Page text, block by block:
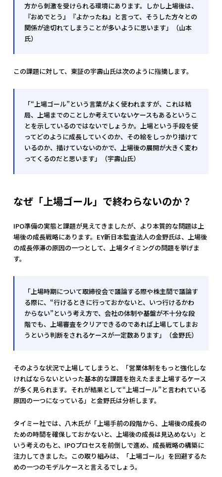
方から刺激を受けられる環境にあります。しかし上場後は、
『おめでとう』『よかったね』と言って、そうした方々との
関係が途切れてしまうことが多いように思います」（山本
氏）
この課題に対して、東証の宇壽山氏は次のように指摘します。
「“上場ゴール”という言葉がよく使われますが、これは結
局、上場までのことしか考えていないケースもあるというこ
とを示しているのではないでしょうか。上場という手段を使
ってどのように成長していくのか、その絵をしっかり描けて
いるのか、描けていないのかで、上場後の展開が大きく変わ
ってくるのだと思います」（宇壽山氏）
なぜ「上場ゴール」で終わらないのか？
IPO準備の実態と課題が見えてきましたが、より本質的な問題は上
場後の成長戦略にあります。EY新日本監査法人の金野氏は、上場後
の成長停滞の原因の一つとして、上場タイミングの問題を挙げま
す。
「上場時期について取締役会で議論する際や株主間で議論す
る際に、“行けるときに行っておかないと、いつ行けるかわ
からない”という考え方で、会社の体制や基盤が不十分な段
階でも、上場審査をクリアできるのであれば上場してしまお
うという判断をされるケースが一定数あります」（金野氏）
そのような状況で上場してしまうと、「営業体制をもっと強化しな
ければならないといった基本的な課題を抱えたまま上場するケース
が多く見られます。それが結果として“上場ゴール”と言われている
原因の一つになっている」と金野氏は分析します。
タイミー社では、八木氏が「上場手前の段階から、上場後の成長の
ための時間を確保しておかないと、上場後の成長は見込めない」と
いう考えのもと、IPOプロセスを前倒しで進め、成長戦略の構築に
注力してきました。この取り組みは、「上場ゴール」を回避するた
めの一つのモデルケースと言えるでしょう。